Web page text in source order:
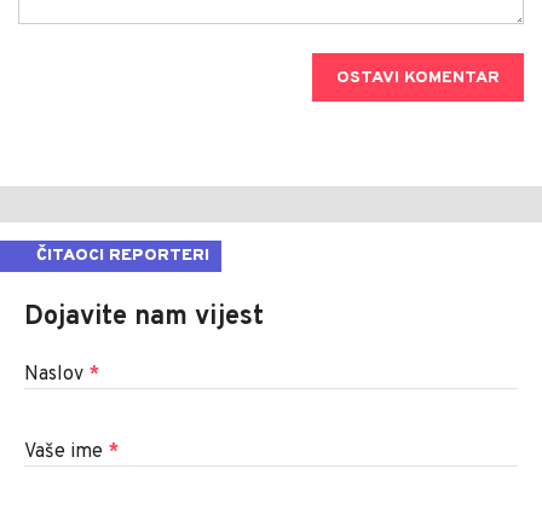
OSTAVI KOMENTAR
ČITAOCI REPORTERI
Dojavite nam vijest
Naslov *
Vaše ime *